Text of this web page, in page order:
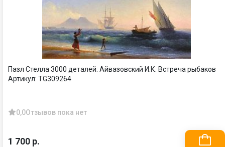
Пазл Стелла 3000 деталей: Айвазовский И.К. Встреча рыбаков
Артикул: TG309264
0,0Отзывов пока нет
1 700 р.